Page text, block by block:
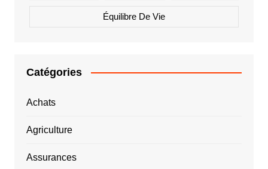
Équilibre De Vie
Catégories
Achats
Agriculture
Assurances